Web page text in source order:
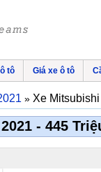
tô Giá xe ô tô
» Xe
- 445